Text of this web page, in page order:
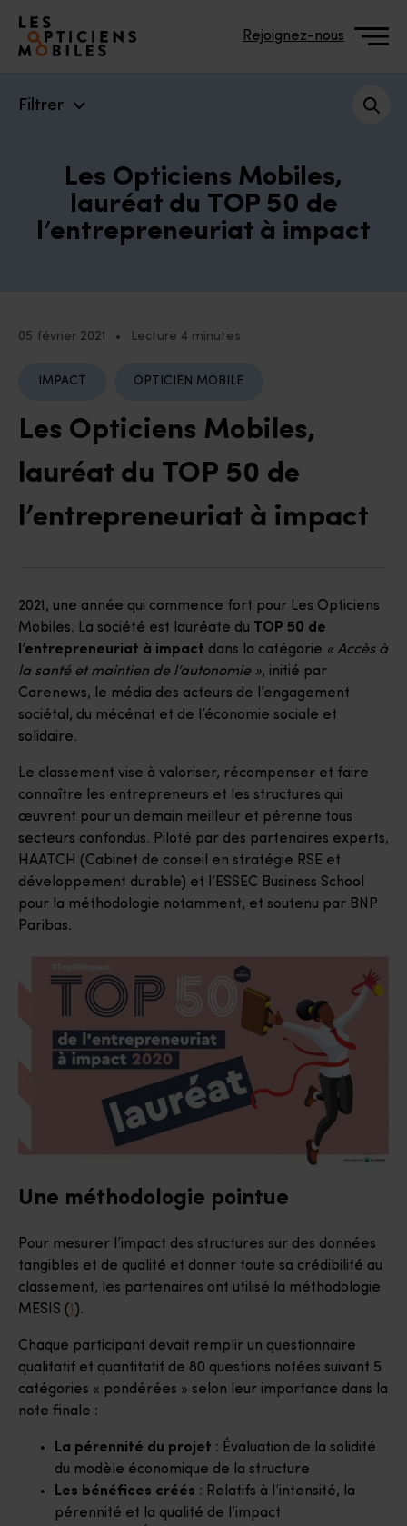
Accéder à notre page d'accueil
Rejoignez-nous
Filtrer
Les Opticiens Mobiles,
lauréat du TOP 50 de
l’entrepreneuriat à impact
05 février 2021 • Lecture 4 minutes
IMPACT OPTICIEN MOBILE
Les Opticiens Mobiles,
lauréat du TOP 50 de
l’entrepreneuriat à impact
2021, une année qui commence fort pour Les Opticiens
Mobiles. La société est lauréate du
TOP 50 de
l’entrepreneuriat à impact dans la catégorie « Accès à
la santé et maintien de l’autonomie », initié par
Carenews, le média des acteurs de l’engagement
sociétal, du mécénat et de l’économie sociale et
solidaire.
Le classement vise à valoriser, récompenser et faire
connaître les entrepreneurs et les structures qui
œuvrent pour un demain meilleur et pérenne tous
secteurs confondus. Piloté par des partenaires experts,
HAATCH (Cabinet de conseil en stratégie RSE et
développement durable) et l’ESSEC Business School
pour la méthodologie notamment, et soutenu par BNP
Paribas.
Une méthodologie pointue
Pour mesurer l’impact des structures sur des données
tangibles et de qualité et donner toute sa crédibilité au
classement, les partenaires ont utilisé la méthodologie
MESIS (1 ).
Chaque participant devait remplir un questionnaire
qualitatif et quantitatif de 80 questions notées suivant 5
catégories « pondérées » selon leur importance dans la
note finale :
La pérennité du projet : Évaluation de la solidité
du modèle économique de la structure
Les bénéfices créés : Relatifs à l’intensité, la
pérennité et la qualité de l’impact